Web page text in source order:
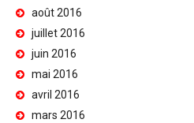
août 2016
juillet 2016
juin 2016
mai 2016
avril 2016
mars 2016